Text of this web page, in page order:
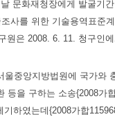
문화재청장에게 발굴기
사를 위한 기술용역표준
원은 2008. 6. 11. 청구인
중앙지방법원에 국가와
등을 구하는 소송{2008가
하였는데{2008가합